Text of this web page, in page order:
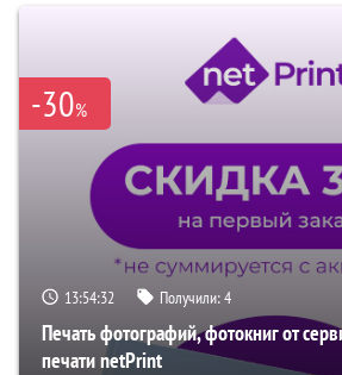
-30%
13:54:31 Получили:4
Печать фотографий, фотокниг от
печати netPrint